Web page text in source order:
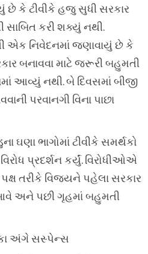
કે ટીવીકે હજુ સુધી સરકાર
સાબિત કરી શક્યું નથી.
એક નિવેદનમાં જણાવાયું છે કે
બનાવવા માટે જરૂરી બહુમતી
આવ્યું નથી. બે દિવસમાં બીજી
પરવાનગી વિના પાછા
ઘણા ભાગોમાં ટીવીકે સમર્થકો
પ્રદર્શન કર્યું. વિરોધીઓએ
પક્ષ તરીકે વિજયને પહેલા સરકાર
અને પછી ગૃહમાં બહુમતી
અંગે સસ્પેન્સ